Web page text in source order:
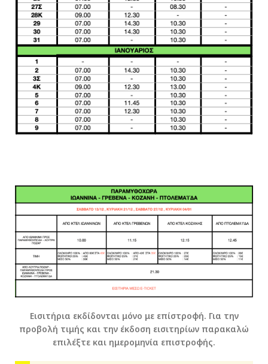
Εισιτήρια εκδίδονται μόνο με επίστροφή. Για την
προβολή τιμής και την έκδοση εισιτηρίων παρακαλώ
επιλέξτε και ημερομηνία επιστροφής.